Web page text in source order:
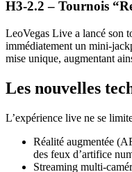
H3‑2.2 – Tournois
LeoVegas Live a lancé son
immédiatement un
mise unique, augmentant
Les nouvelles
L’expérience live ne se
Réalité augmentée
des feux d’artifice
Streaming